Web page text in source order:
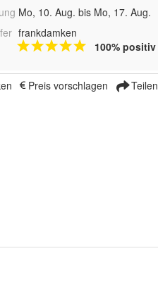
Mo, 10. Aug. bis Mo, 17. Aug.
frankdamken
100% positiv
Preis vorschlagen Teilen